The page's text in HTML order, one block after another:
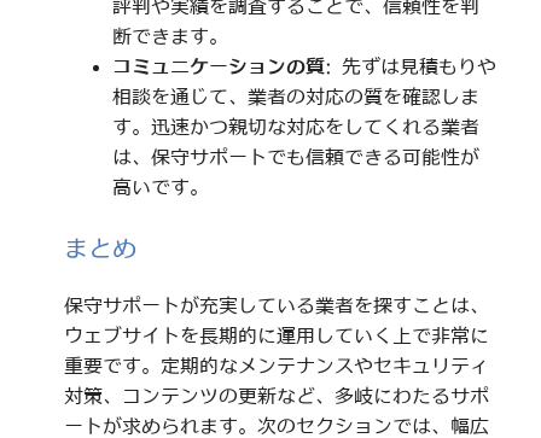
評判や実績を調査することで、信頼性を判
断できます。
コミュニケーションの質: 先ずは見積もりや
相談を通じて、業者の対応の質を確認しま
す。迅速かつ親切な対応をしてくれる業者
は、保守サポートでも信頼できる可能性が
高いです。
まとめ
保守サポートが充実している業者を探すことは、
ウェブサイトを長期的に運用していく上で非常に
重要です。定期的なメンテナンスやセキュリティ
対策、コンテンツの更新など、多岐にわたるサポ
ートが求められます。次のセクションでは、幅広